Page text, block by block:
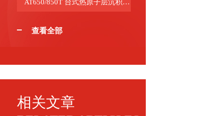
AT650/850T 台式热原子层沉积设备
查看全部
相关文章